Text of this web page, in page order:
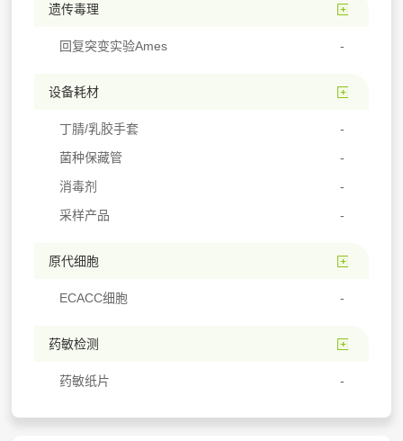
遗传毒理
回复突变实验Ames
设备耗材
丁腈/乳胶手套
菌种保藏管
消毒剂
采样产品
原代细胞
ECACC细胞
药敏检测
药敏纸片